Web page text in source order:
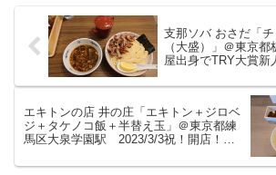
支那ソバ おさだ「
（大盛）」＠東京
屋出身でTRY大賞新
ト感じる醤油スープ
チャーシューが美味
きました。
エキトンの店 井の庄「エキトン＋ジロベ
ジ＋タケノコ飯＋半替え玉」＠東京都練
馬区大泉学園駅 2023/3/3祝！開店！井
こと。豚骨の旨味あるスープに細い麺が